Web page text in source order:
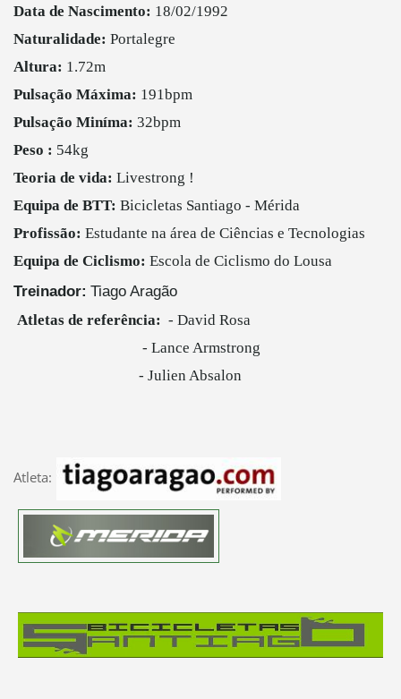
Data de Nascimento: 18/02/1992
Naturalidade: Portalegre
Altura: 1.72m
Pulsação Máxima: 191bpm
Pulsação Miníma: 32bpm
Peso : 54kg
Teoria de vida: Livestrong !
Equipa de BTT: Bicicletas Santiago - Mérida
Profissão: Estudante na área de Ciências e Tecnologias
Equipa de Ciclismo: Escola de Ciclismo do Lousa
Treinador: Tiago Aragão
Atletas de referência: - David Rosa
- Lance Armstrong
- Julien Absalon
Atleta: